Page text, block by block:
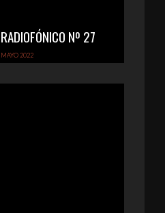
Nº 27
2022